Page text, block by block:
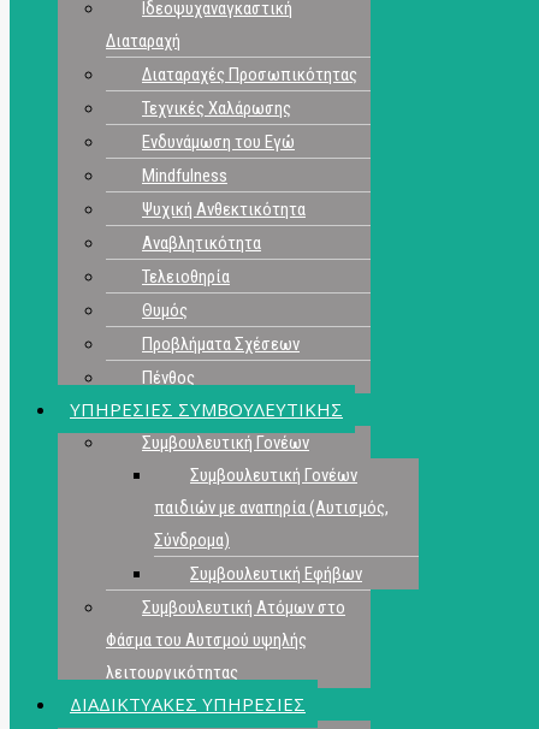
Ιδεοψυχαναγκαστική
Διαταραχή
Διαταραχές Προσωπικότητας
Τεχνικές Χαλάρωσης
Ενδυνάμωση του Εγώ
Mindfulness
Ψυχική Ανθεκτικότητα
Αναβλητικότητα
Τελειοθηρία
Θυμός
Προβλήματα Σχέσεων
Πένθος
ΥΠΗΡΕΣΙΕΣ ΣΥΜΒΟΥΛΕΥΤΙΚΗΣ
Συμβουλευτική Γονέων
Συμβουλευτική Γονέων
παιδιών με αναπηρία (Αυτισμός,
Σύνδρομα)
Συμβουλευτική Εφήβων
Συμβουλευτική Ατόμων στο
Φάσμα του Αυτσμού υψηλής
λειτουργικότητας
ΔΙΑΔΙΚΤΥΑΚΕΣ ΥΠΗΡΕΣΙΕΣ